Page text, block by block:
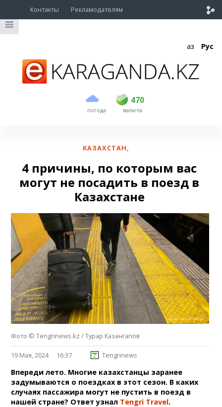
Контакты Рекламодателям
Қаз Рус
погода
470
USD 468.5 470
EUR валюта
КАЗАХСТАН,
4 причины, по которым вас
могут не посадить в поезд в
Казахстане
Фото ©️ Tengrinews.kz / Турар Казангапов
19 Мая, 2024 16:37 Tengrinews
Впереди лето. Многие казахстанцы заранее
задумываются о поездках в этот сезон. В каких
случаях пассажира могут не пустить в поезд в
нашей стране? Ответ узнал Tengri Travel.